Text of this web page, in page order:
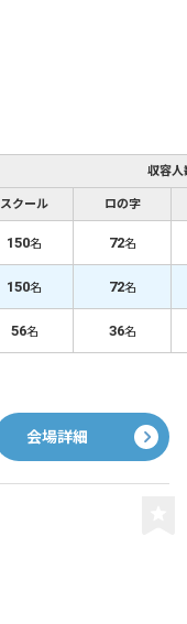
収容人
スクール ロの字
150名 72名
150名 72名
56名 36名
会場詳細